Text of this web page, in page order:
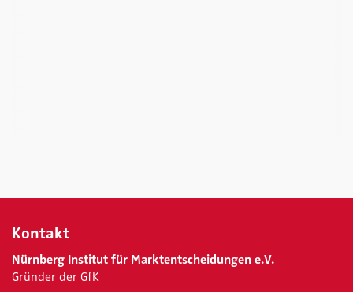
Kontakt
Nürnberg Institut für Marktentscheidungen e.V.
Gründer der GfK